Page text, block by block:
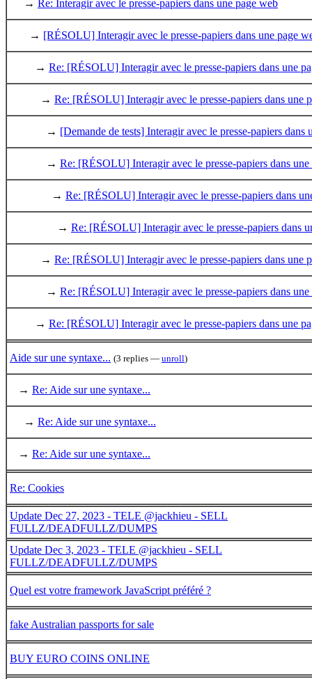
→ Re: Interagir avec le presse-papiers dans une page web
→ [RÉSOLU] Interagir avec le presse-papiers dans une page
→ Re: [RÉSOLU] Interagir avec le presse-papiers dans une
→ Re: [RÉSOLU] Interagir avec le presse-papiers dans une
→ [Demande de tests] Interagir avec le presse-papiers dans
→ Re: [RÉSOLU] Interagir avec le presse-papiers dans une
→ Re: [RÉSOLU] Interagir avec le presse-papiers dans
→ Re: [RÉSOLU] Interagir avec le presse-papiers dans
→ Re: [RÉSOLU] Interagir avec le presse-papiers dans une
→ Re: [RÉSOLU] Interagir avec le presse-papiers dans une
→ Re: [RÉSOLU] Interagir avec le presse-papiers dans une
Aide sur une syntaxe... (3 replies — unroll)
→ Re: Aide sur une syntaxe...
→ Re: Aide sur une syntaxe...
→ Re: Aide sur une syntaxe...
Re: Cookies
Update Dec 27, 2023 - TELE @jackhieu - SELL
FULLZ/DEADFULLZ/DUMPS
Update Dec 3, 2023 - TELE @jackhieu - SELL
FULLZ/DEADFULLZ/DUMPS
Quel est votre framework JavaScript préféré ?
fake Australian passports for sale
BUY EURO COINS ONLINE